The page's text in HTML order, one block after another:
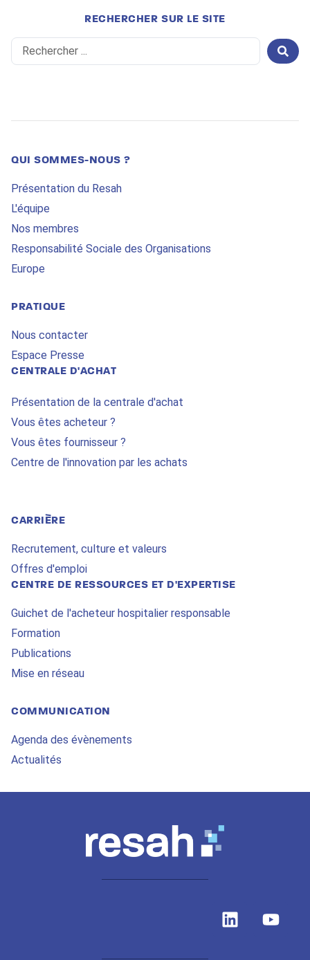
RECHERCHER SUR LE SITE
Search
...
QUI SOMMES-NOUS ?
Présentation du Resah
L'équipe
Nos membres
Responsabilité Sociale des Organisations
Europe
PRATIQUE
Nous contacter
Espace Presse
CENTRALE D'ACHAT
Présentation de la centrale d'achat
Vous êtes acheteur ?
Vous êtes fournisseur ?
Centre de l'innovation par les achats
CARRIÈRE
Recrutement, culture et valeurs
Offres d'emploi
CENTRE DE RESSOURCES ET D'EXPERTISE
Guichet de l'acheteur hospitalier responsable
Formation
Publications
Mise en réseau
COMMUNICATION
Agenda des évènements
Actualités
L
i
Y
o